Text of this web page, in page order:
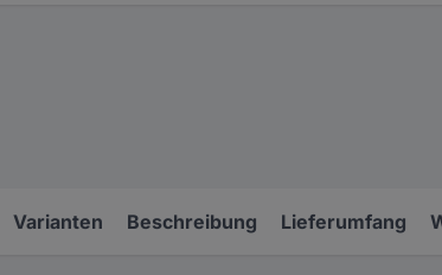
Varianten Beschreibung Lieferumfang